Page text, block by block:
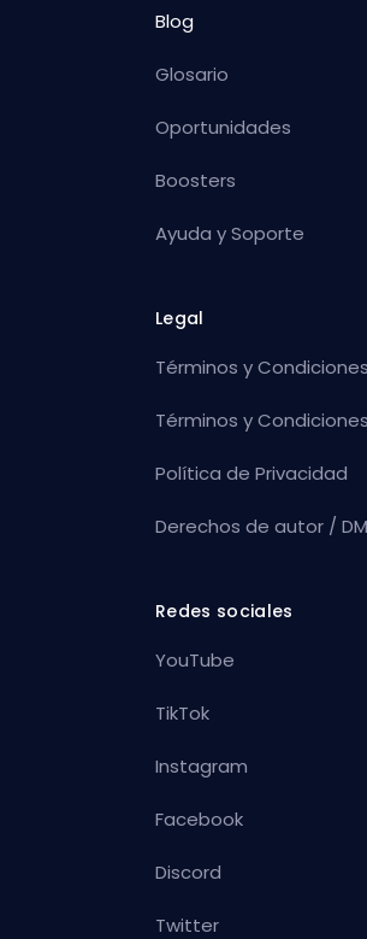
Blog
Glosario
Oportunidades
Boosters
Ayuda y Soporte
Legal
Términos y Condiciones
Términos y
Política de Privacidad
Derechos de autor /
Redes sociales
YouTube
TikTok
Instagram
Facebook
Discord
Twitter